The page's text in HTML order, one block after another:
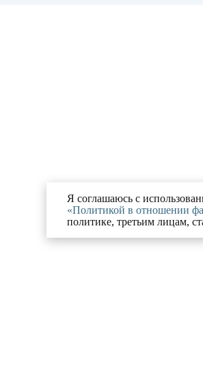
Я соглашаюсь с
«Политикой в отношении
политике, третьим лицам,